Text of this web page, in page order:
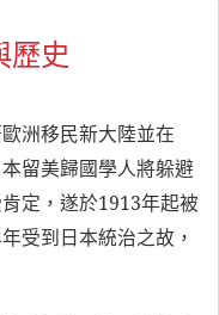
歷史
洲移民新大陸並在
留美歸國學人將躲避
定，遂於1913年起被
受到日本統治之故，